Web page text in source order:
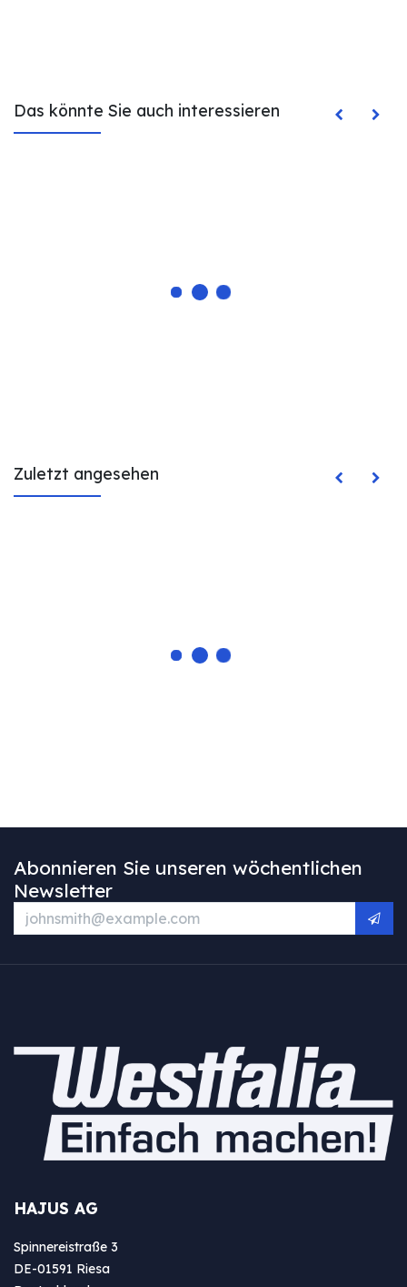
Das könnte Sie auch interessieren
Zuletzt angesehen
Abonnieren Sie unseren wöchentlichen
Newsletter
HAJUS AG
Spinnereistraße 3
DE-01591 Riesa